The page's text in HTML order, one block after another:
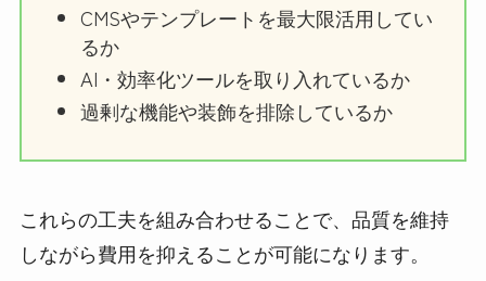
CMSやテンプレートを最大限活用してい
るか
AI・効率化ツールを取り入れているか
過剰な機能や装飾を排除しているか
これらの工夫を組み合わせることで、品質を維持
しながら費用を抑えることが可能になります。